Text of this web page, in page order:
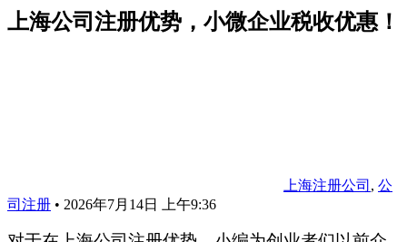
上海公司注册优势，小微企业税收优惠！
上海注册公司 , 公
司注册 • 2026年7月14日 上午9:36